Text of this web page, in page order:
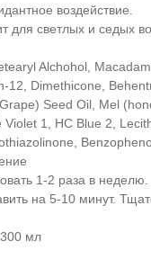
воздействие.
для светлых и седых
Alchohol,
12, Dimethicone,
Seed Oil, Mel
Violet 1, HC Blue 2,
1-2 раза в
на 5-10 минут.
мл